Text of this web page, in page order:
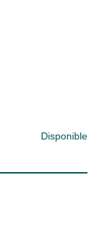
Disponible